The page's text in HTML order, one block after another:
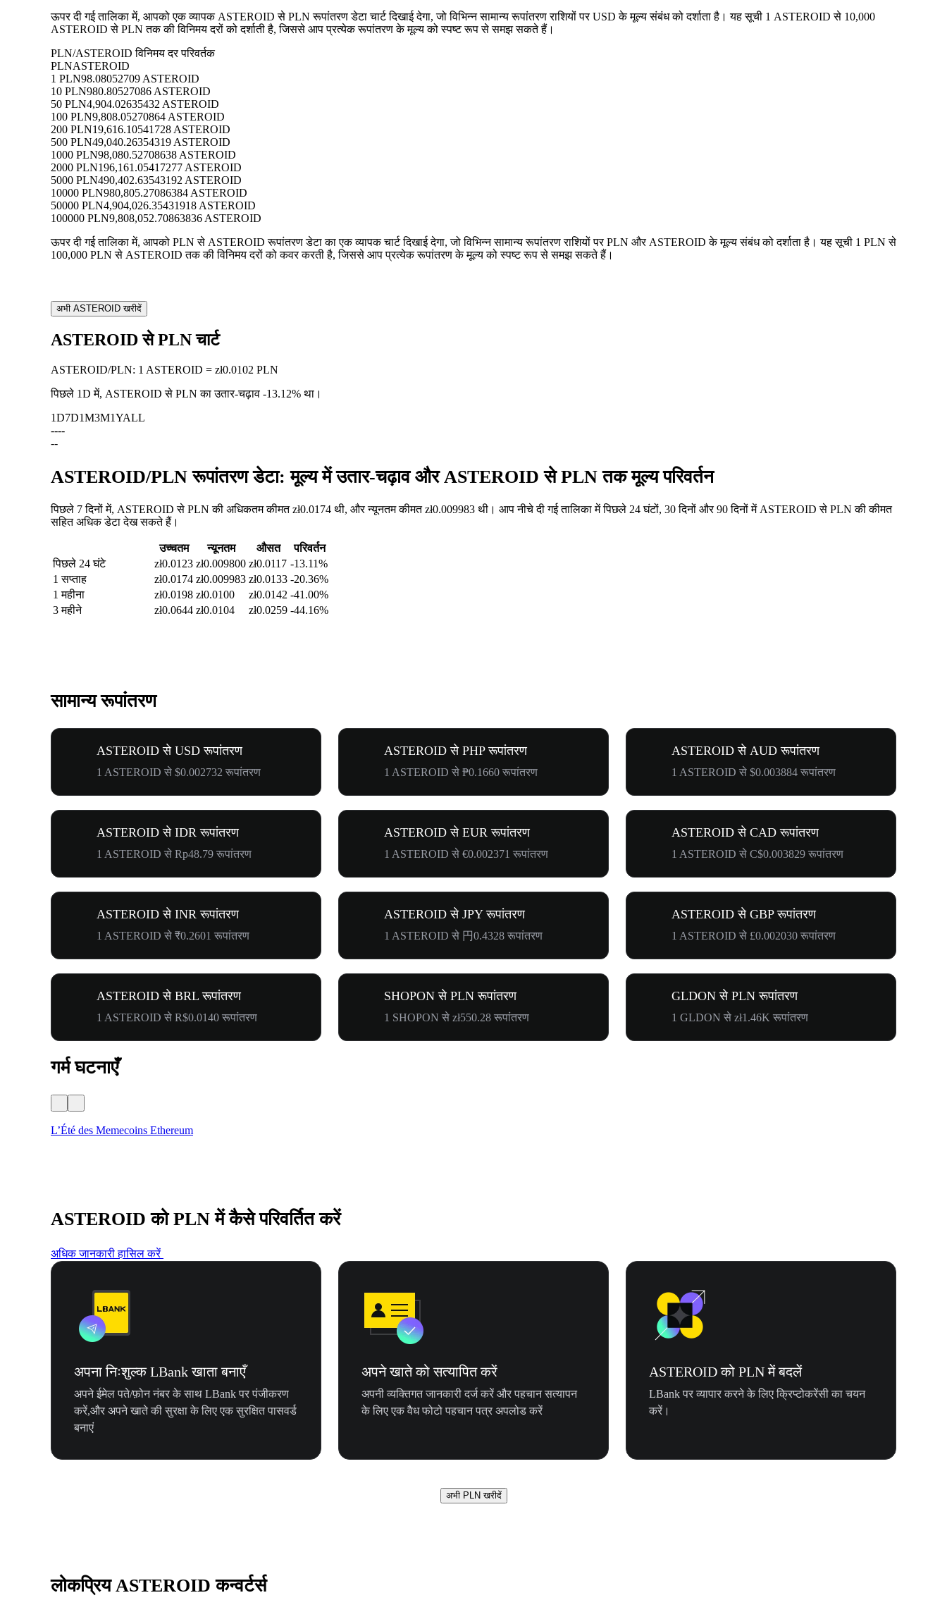
ऊपर दी गई तालिका में, आपको एक व्यापक ASTEROID से PLN रूपांतरण डेटा चार्ट दिखाई देगा, जो विभिन्न सामान्य रूपांतरण राशियों पर USD के मूल्य संबंध को दर्शाता है। यह सूची 1 ASTEROID से 10,000
ASTEROID से PLN तक की विनिमय दरों को दर्शाती है, जिससे आप प्रत्येक रूपांतरण के मूल्य को स्पष्ट रूप से समझ सकते हैं।
PLN/ASTEROID विनिमय दर परिवर्तक
PLNASTEROID
1 PLN98.08052709 ASTEROID
10 PLN980.80527086 ASTEROID
50 PLN4,904.02635432 ASTEROID
100 PLN9,808.05270864 ASTEROID
200 PLN19,616.10541728 ASTEROID
500 PLN49,040.26354319 ASTEROID
1000 PLN98,080.52708638 ASTEROID
2000 PLN196,161.05417277 ASTEROID
5000 PLN490,402.63543192 ASTEROID
10000 PLN980,805.27086384 ASTEROID
50000 PLN4,904,026.35431918 ASTEROID
100000 PLN9,808,052.70863836 ASTEROID
ऊपर दी गई तालिका में, आपको PLN से ASTEROID रूपांतरण डेटा का एक व्यापक चार्ट दिखाई देगा, जो विभिन्न सामान्य रूपांतरण राशियों पर PLN और ASTEROID के मूल्य संबंध को दर्शाता है। यह सूची 1 PLN से
100,000 PLN से ASTEROID तक की विनिमय दरों को कवर करती है, जिससे आप प्रत्येक रूपांतरण के मूल्य को स्पष्ट रूप से समझ सकते हैं।
अभी ASTEROID खरीदें
ASTEROID से PLN चार्ट
ASTEROID/PLN: 1 ASTEROID = zł0.0102 PLN
पिछले 1D में, ASTEROID से PLN का उतार-चढ़ाव -13.12% था।
1D7D1M3M1YALL
----
--
ASTEROID/PLN रूपांतरण डेटा: मूल्य में उतार-चढ़ाव और ASTEROID से PLN तक मूल्य परिवर्तन
पिछले 7 दिनों में, ASTEROID से PLN की अधिकतम कीमत zł0.0174 थी, और न्यूनतम कीमत zł0.009983 थी। आप नीचे दी गई तालिका में पिछले 24 घंटों, 30 दिनों और 90 दिनों में ASTEROID से PLN की कीमत
सहित अधिक डेटा देख सकते हैं।
उच्चतम न्यूनतम औसत
परिवर्तन
पिछले 24 घंटे
zł0.0123 zł0.009800 zł0.0117 -13.11%
1 सप्ताह
zł0.0174 zł0.009983 zł0.0133 -20.36%
1 महीना
zł0.0198 zł0.0100 zł0.0142 -41.00%
3 महीने
zł0.0644 zł0.0104 zł0.0259 -44.16%
सामान्य रूपांतरण
ASTEROID से USD रूपांतरण
1 ASTEROID से $0.002732 रूपांतरण
ASTEROID से PHP रूपांतरण
1 ASTEROID से ₱0.1660 रूपांतरण
ASTEROID से AUD रूपांतरण
1 ASTEROID से $0.003884 रूपांतरण
ASTEROID से IDR रूपांतरण
1 ASTEROID से Rp48.79 रूपांतरण
ASTEROID से EUR रूपांतरण
1 ASTEROID से €0.002371 रूपांतरण
ASTEROID से CAD रूपांतरण
1 ASTEROID से C$0.003829 रूपांतरण
ASTEROID से INR रूपांतरण
1 ASTEROID से ₹0.2601 रूपांतरण
ASTEROID से JPY रूपांतरण
1 ASTEROID से 円0.4328 रूपांतरण
ASTEROID से GBP रूपांतरण
1 ASTEROID से £0.002030 रूपांतरण
ASTEROID से BRL रूपांतरण
1 ASTEROID से R$0.0140 रूपांतरण
SHOPON से PLN रूपांतरण
1 SHOPON से zł550.28 रूपांतरण
GLDON से PLN रूपांतरण
1 GLDON से zł1.46K रूपांतरण
गर्म घटनाएँ
L’Été des Memecoins Ethereum
ASTEROID को PLN में कैसे परिवर्तित करें
अधिक जानकारी हासिल करें
अपना निःशुल्क LBank खाता बनाएँ
अपने ईमेल पते/फ़ोन नंबर के साथ LBank पर पंजीकरण
करें,और अपने खाते की सुरक्षा के लिए एक सुरक्षित पासवर्ड
बनाएं
अपने खाते को सत्यापित करें
अपनी व्यक्तिगत जानकारी दर्ज करें और पहचान सत्यापन
के लिए एक वैध फोटो पहचान पत्र अपलोड करें
ASTEROID को PLN में बदलें
LBank पर व्यापार करने के लिए क्रिप्टोकरेंसी का चयन
करें।
अभी PLN खरीदें
लोकप्रिय ASTEROID कन्वर्टर्स